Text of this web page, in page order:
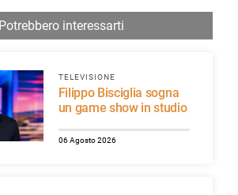
Potrebbero interessarti
TELEVISIONE
Filippo Bisciglia sogna
un game show in studio
06 Agosto 2026